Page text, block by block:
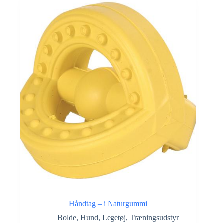
Håndtag – i Naturgummi
Bolde,Hund,Legetøj,Træningsudstyr